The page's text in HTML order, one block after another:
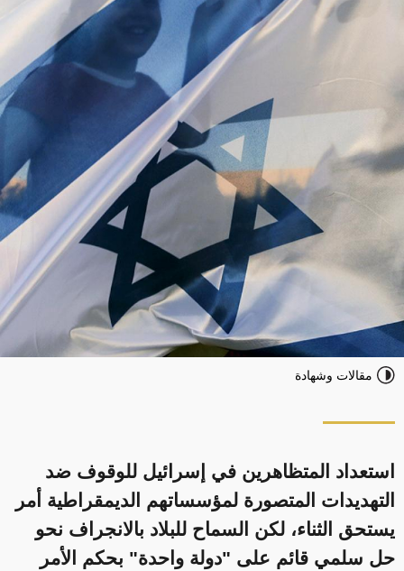
مقالات وشهادة
استعداد المتظاهرين في إسرائيل للوقوف ضد
التهديدات المتصورة لمؤسساتهم الديمقراطية أمر
يستحق الثناء، لكن السماح للبلاد بالانجراف نحو
حل سلمي قائم على "دولة واحدة" بحكم الأمر